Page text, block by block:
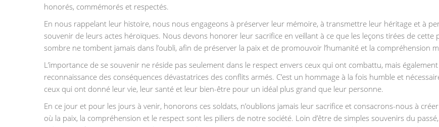
honorés, commémorés et respectés.
En nous rappelant leur histoire, nous nous engageons à préserver leur mémoire, à transmettre leur héritage et à
souvenir de leurs actes héroïques. Nous devons honorer leur sacrifice en veillant à ce que les leçons tirées de cette
sombre ne tombent jamais dans l’oubli, afin de préserver la paix et de promouvoir l’humanité et la compréhension
L’importance de se souvenir ne réside pas seulement dans le respect envers ceux qui ont combattu, mais
reconnaissance des conséquences dévastatrices des conflits armés. C’est un hommage à la fois humble et
ceux qui ont donné leur vie, leur santé et leur bien-être pour un idéal plus grand que leur personne.
En ce jour et pour les jours à venir, honorons ces soldats, n’oublions jamais leur sacrifice et consacrons-nous à
où la paix, la compréhension et le respect sont les piliers de notre société. Loin d’être de simples souvenirs du